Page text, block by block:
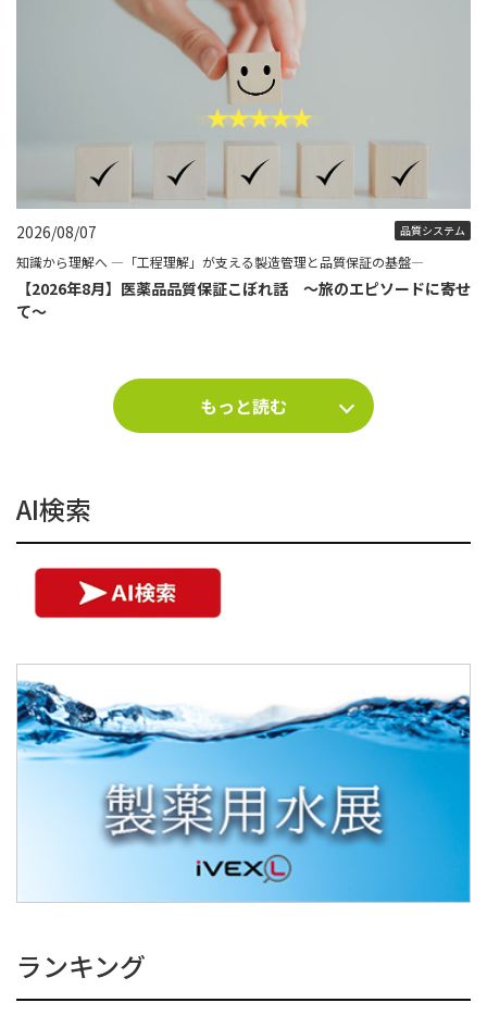
2026/08/07 品質システム
知識から理解へ ―「工程理解」が支える製造管理と品質保証の基盤―
【2026年8月】医薬品品質保証こぼれ話 ～旅のエピソードに寄せ
て～
もっと読む
AI検索
ランキング